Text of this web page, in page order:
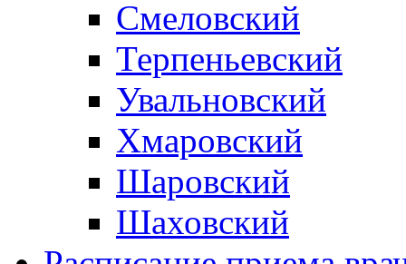
Смеловский
Терпеньевский
Увальновский
Хмаровский
Шаровский
Шаховский